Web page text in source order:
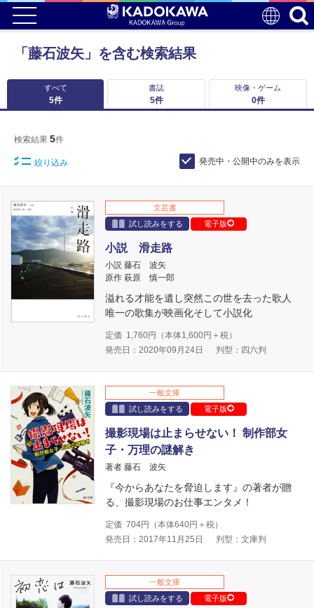
「藤石波矢」を含む検索結果
すべて
5件
書誌
5件
映像・ゲーム
0件
検索結果 5件
絞り込み 発売中・公開中のみを表示
文芸書
試し読みをする
電子版
小説 滑走路
小説 藤石 波矢
原作 萩原 慎一郎
溢れる才能を遺し突然この世を去った歌人
唯一の歌集が映画化そして小説化
定価 1,760円（本体1,600円＋税）
発売日：2020年09月24日
判型：四六判
一般文庫
試し読みをする
電子版
撮影現場は止まらせない！ 制作部女
子・万理の謎解き
著者 藤石 波矢
『今からあなたを脅迫します』の著者が贈
る、撮影現場のお仕事エンタメ！
定価 704円（本体640円＋税）
発売日：2017年11月25日
判型：文庫判
一般文庫
試し読みをする
電子版